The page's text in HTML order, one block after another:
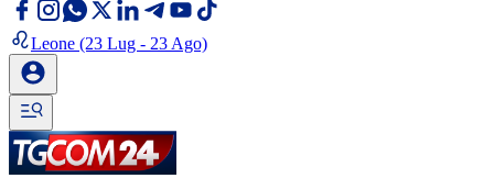
Leone (23 Lug - 23 Ago)